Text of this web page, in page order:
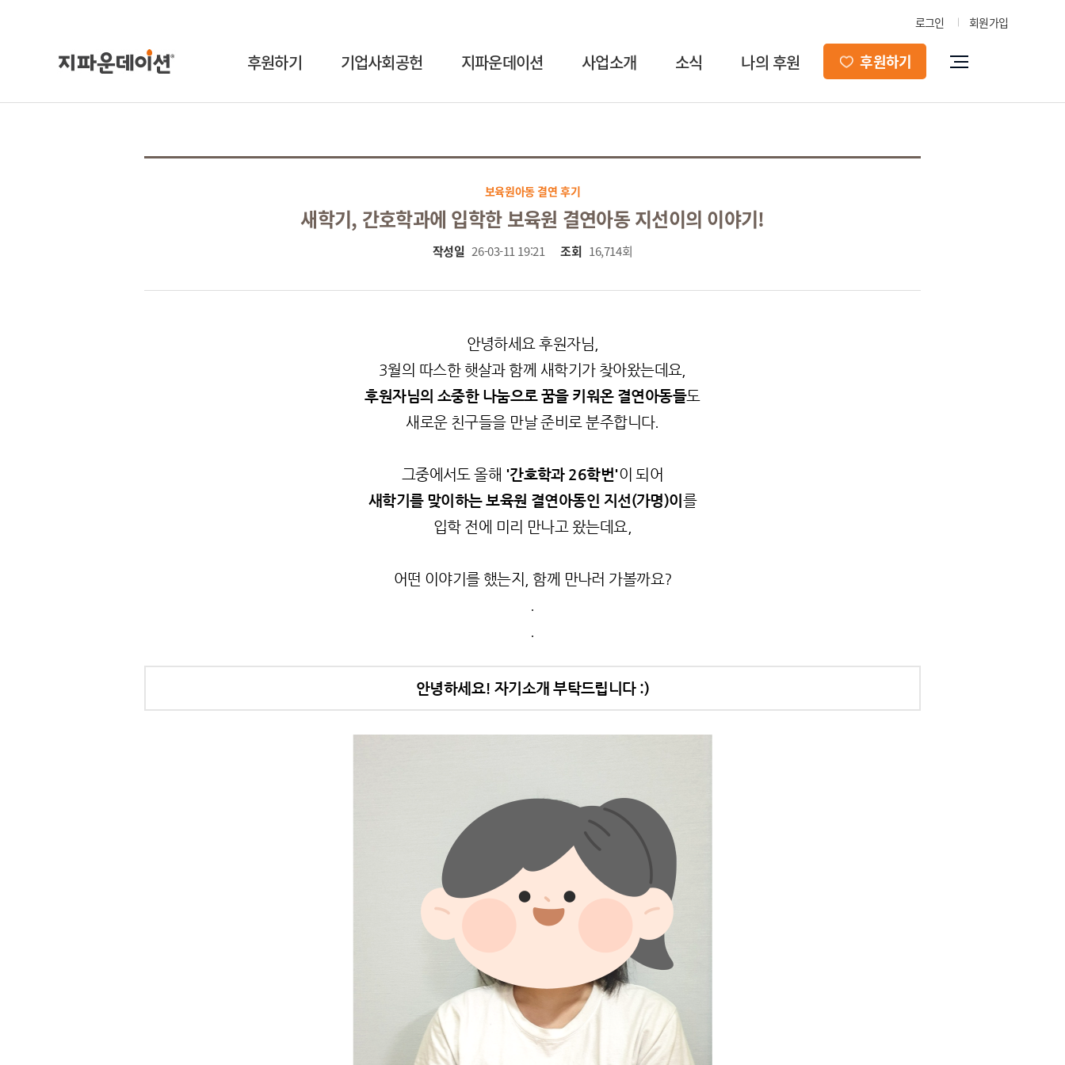
로그인 회원가입
후원하기 기업사회공헌 지파운데이션 사업소개 소식 나의 후원 후원하기
보육원아동 결연 후기
새학기, 간호학과에 입학한 보육원 결연아동 지선이의 이야기!
작성일 26-03-11 19:21 조회 16,714회
안녕하세요 후원자님,
3월의 따스한 햇살과 함께 새학기가 찾아왔는데요,
후원자님의 소중한 나눔으로 꿈을 키워온 결연아동들도
새로운 친구들을 만날 준비로 분주합니다.
그중에서도 올해 '간호학과 26학번'이 되어
새학기를 맞이하는 보육원 결연아동인 지선(가명)이 를
입학 전에 미리 만나고 왔는데요,
어떤 이야기를 했는지, 함께 만나러 가볼까요?
안녕하세요! 자기소개 부탁드립니다 :)